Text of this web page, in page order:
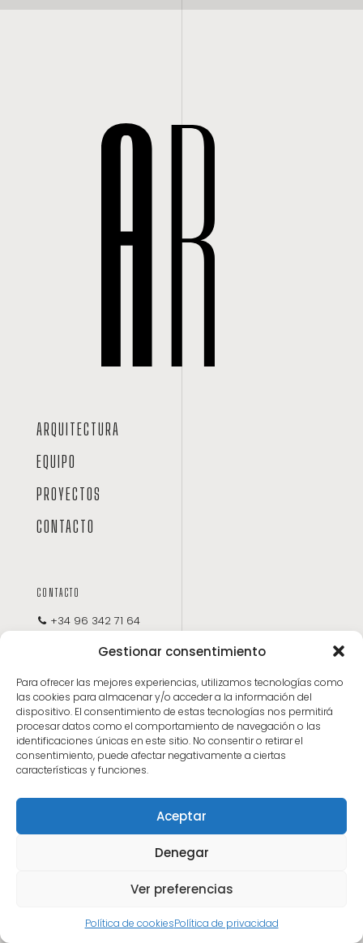
Gestionar consentimiento
Para ofrecer las mejores experiencias, utilizamos tecnologías como
las cookies para almacenar y/o acceder a la información del
dispositivo. El consentimiento de estas tecnologías nos permitirá
procesar datos como el comportamiento de navegación o las
identificaciones únicas en este sitio. No consentir o retirar el
consentimiento, puede afectar negativamente a ciertas
características y funciones.
Aceptar
Denegar
Ver preferencias
Política de cookiesPolítica de privacidad
ARQUITECTURA
EQUIPO
PROYECTOS
CONTACTO
CONTACTO
+34 96 342 71 64
administracion@adolforodriguez.es
Adolfo Rodriguez Arquitectos S.L.P.
Conde Salvatierra, 34-8
46004 Valencia, España
Política de Privacidad-Accesibilidad